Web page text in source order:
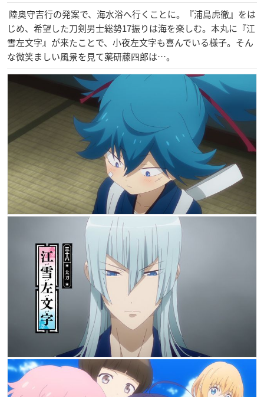
陸奥守吉行の発案で、海水浴へ行くことに。『浦島虎徹』をは
じめ、希望した刀剣男士総勢17振りは海を楽しむ。本丸に『江
雪左文字』が来たことで、小夜左文字も喜んでいる様子。そん
な微笑ましい風景を見て薬研藤四郎は…。